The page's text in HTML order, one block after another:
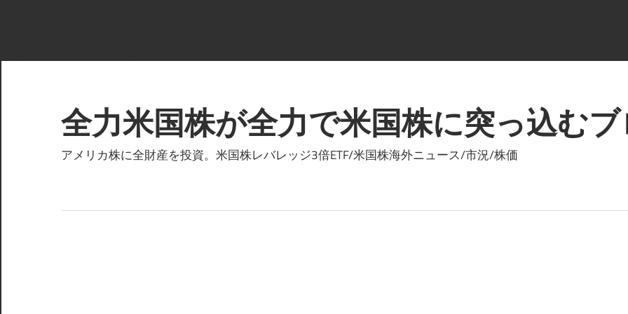
テ
ン
ツ
キ
全力米国株が全力で米国株に突っ込む
アメリカ株に全財産を投資。米国株レバレッジ3倍ETF/米国株海外ニュース/市況/株価